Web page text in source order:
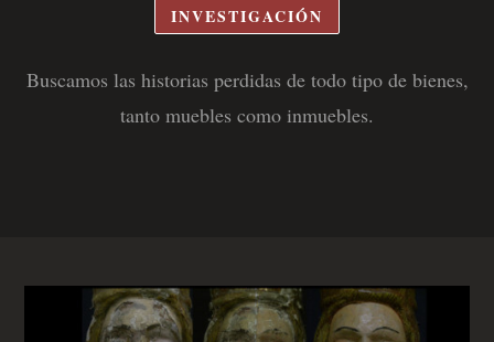
INVESTIGACIÓN
Buscamos las historias perdidas de todo tipo de bienes,
tanto muebles como inmuebles.